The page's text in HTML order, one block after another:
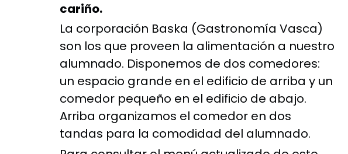
cariño.
La corporación Baska (Gastronomía Vasca)
son los que proveen la alimentación a nuestro
alumnado. Disponemos de dos comedores:
un espacio grande en el edificio de arriba y un
comedor pequeño en el edificio de abajo.
Arriba organizamos el comedor en dos
tandas para la comodidad del alumnado.